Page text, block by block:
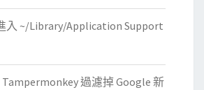
入 ~/Library/Application Support
過濾掉 Google 新